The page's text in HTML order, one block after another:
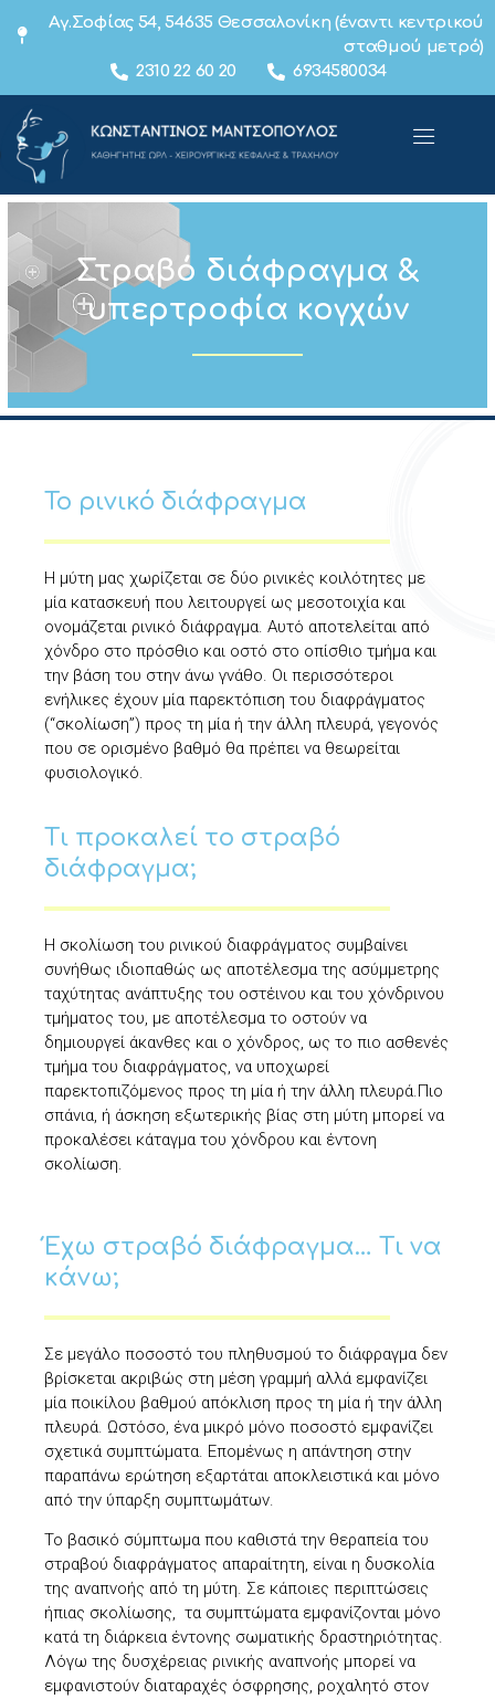
Αγ.Σοφίας 54, 54635 Θεσσαλονίκη (έναντι κεντρικού
σταθμού μετρό)
2310 22 60 20
6934580034
Στραβό διάφραγμα &
υπερτροφία κογχών
Το ρινικό διάφραγμα
Η μύτη μας χωρίζεται σε δύο ρινικές κοιλότητες με
μία κατασκευή που λειτουργεί ως μεσοτοιχία και
ονομάζεται ρινικό διάφραγμα. Αυτό αποτελείται από
χόνδρο στο πρόσθιο και οστό στο οπίσθιο τμήμα και
την βάση του στην άνω γνάθο. Οι περισσότεροι
ενήλικες έχουν μία παρεκτόπιση του διαφράγματος
(“σκολίωση”) προς τη μία ή την άλλη πλευρά, γεγονός
που σε ορισμένο βαθμό θα πρέπει να θεωρείται
φυσιολογικό.
Τι προκαλεί το στραβό
διάφραγμα;
H σκολίωση του ρινικού διαφράγματος συμβαίνει
συνήθως ιδιοπαθώς ως αποτέλεσμα της ασύμμετρης
ταχύτητας ανάπτυξης του οστέινου και του χόνδρινου
τμήματος του, με αποτέλεσμα το οστούν να
δημιουργεί άκανθες και o χόνδρος, ως το πιο ασθενές
τμήμα του διαφράγματος, να υποχωρεί
παρεκτοπιζόμενος προς τη μία ή την άλλη πλευρά.Πιο
σπάνια, ή άσκηση εξωτερικής βίας στη μύτη μπορεί να
προκαλέσει κάταγμα του χόνδρου και έντονη
σκολίωση.
Έχω στραβό διάφραγμα… Τι να
κάνω;
Σε μεγάλο ποσοστό του πληθυσμού το διάφραγμα δεν
βρίσκεται ακριβώς στη μέση γραμμή αλλά εμφανίζει
μία ποικίλου βαθμού απόκλιση προς τη μία ή την άλλη
πλευρά. Ωστόσο, ένα μικρό μόνο ποσοστό εμφανίζει
σχετικά συμπτώματα. Επομένως η απάντηση στην
παραπάνω ερώτηση εξαρτάται αποκλειστικά και μόνο
από την ύπαρξη συμπτωμάτων.
Το βασικό σύμπτωμα που καθιστά την θεραπεία του
στραβού διαφράγματος απαραίτητη, είναι η δυσκολία
της αναπνοής από τη μύτη. Σε κάποιες περιπτώσεις
ήπιας σκολίωσης, τα συμπτώματα εμφανίζονται μόνο
κατά τη διάρκεια έντονης σωματικής δραστηριότητας.
Λόγω της δυσχέρειας ρινικής αναπνοής μπορεί να
εμφανιστούν διαταραχές όσφρησης, ροχαλητό στον